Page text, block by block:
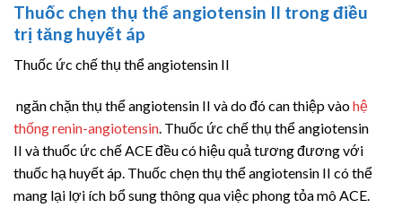
Thuốc chẹn thụ thể angiotensin II trong điều
trị tăng huyết áp
Thuốc ức chế thụ thểangiotensin II
ngăn chặn thụ thểangiotensin II và do đó can thiệp vàohệ
thống renin-angiotensin. Thuốc ức chế thụ thểangiotensin
II và thuốc ức chế ACE đều có hiệu quả tương đương với
thuốc hạ huyết áp. Thuốc chẹn thụ thểangiotensin II có thể
mang lại lợi ích bổ sung thông qua việc phong tỏa mô ACE.